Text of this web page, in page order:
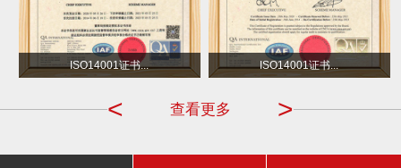
ISO14001证书... ISO14001证书...
>
查看更多
<